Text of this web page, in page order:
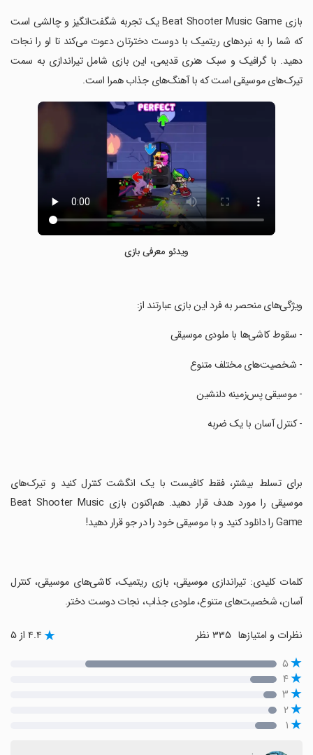
بازی Beat Shooter Music Game یک تجربه شگفت‌انگیز و چالشی است
که شما را به نبردهای ریتمیک با دوست دخترتان دعوت می‌کند تا او را نجات
دهید. با گرافیک و سبک هنری قدیمی، این بازی شامل تیراندازی به سمت
تیرک‌های موسیقی است که با آهنگ‌های جذاب همرا است.
ویدئو معرفی بازی
‏ویژگی‌های منحصر به فرد این بازی عبارتند از:
‏- سقوط کاشی‌ها با ملودی موسیقی
‏- شخصیت‌های مختلف متنوع
‏- موسیقی پس‌زمینه دلنشین
‏- کنترل آسان با یک ضربه
‏برای تسلط بیشتر، فقط کافیست با یک انگشت کنترل کنید و تیرک‌های
موسیقی را مورد هدف قرار دهید. هم‌اکنون بازی Beat Shooter Music
Game را دانلود کنید و با موسیقی خود را در جو قرار دهید!
‏کلمات کلیدی: تیراندازی موسیقی، بازی ریتمیک، کاشی‌های موسیقی، کنترل
آسان، شخصیت‌های متنوع، ملودی جذاب، نجات دوست دختر.
نظرات و امتیازها ۴.۴ از ۵
۵
۴
۳
۲
۱